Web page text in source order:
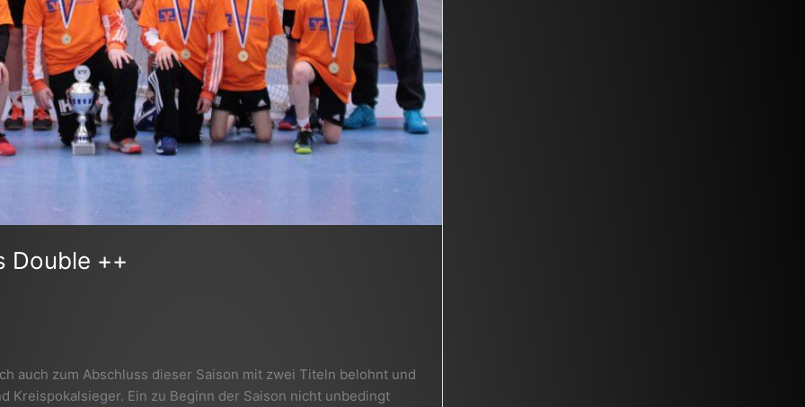
Double ++
auch zum Abschluss dieser Saison mit zwei Titeln belohnt und
Kreispokalsieger. Ein zu Beginn der Saison nicht unbedingt